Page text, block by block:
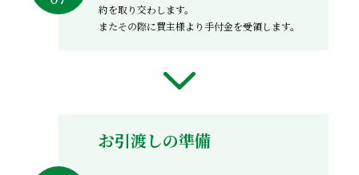
約を取り交わします。
またその際に買主様より手付金を受領します。
お引渡しの準備